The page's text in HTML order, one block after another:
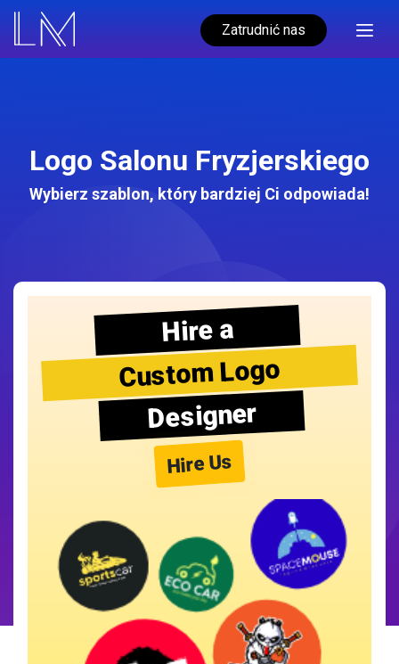
Zatrudnić nas
Logo Salonu Fryzjerskiego
Wybierz szablon, który bardziej Ci odpowiada!
Hire a
Custom Logo
Designer
Hire Us